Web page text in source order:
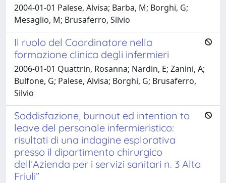
2004-01-01 Palese, Alvisa; Barba, M; Borghi, G;
Mesaglio, M; Brusaferro, Silvio
Il ruolo del Coordinatore nella
formazione clinica degli infermieri
2006-01-01 Quattrin, Rosanna; Nardin, E; Zanini, A;
Bulfone, G; Palese, Alvisa; Borghi, G; Brusaferro,
Silvio
Soddisfazione, burnout ed intention to
leave del personale infermieristico:
risultati di una indagine esplorativa
presso il dipartimento chirurgico
dell’Azienda per i servizi sanitari n. 3 Alto
Friuli”